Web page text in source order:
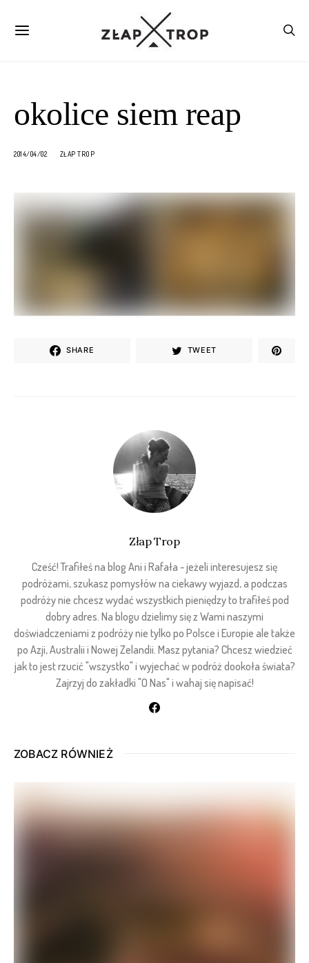
okolice siem reap
2014/04/02 ZŁAP TROP
SHARE TWEET
Złap Trop
Cześć! Trafiłeś na blog Ani i Rafała - jeżeli interesujesz się
podróżami, szukasz pomysłów na ciekawy wyjazd, a podczas
podróży nie chcesz wydać wszystkich pieniędzy to trafiłeś pod
dobry adres. Na blogu dzielimy się z Wami naszymi
doświadczeniami z podróży nie tylko po Polsce i Europie ale także
po Azji, Australii i Nowej Zelandii. Masz pytania? Chcesz wiedzieć
jak to jest rzucić "wszystko" i wyjechać w podróż dookoła świata?
Zajrzyj do zakładki "O Nas" i wahaj się napisać!
ZOBACZ RÓWNIEŻ